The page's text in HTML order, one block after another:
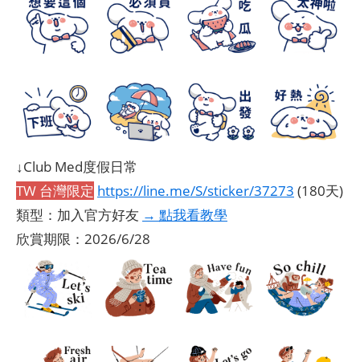
↓Club Med度假日常
TW 台灣限定 https://line.me/S/sticker/37273 (180天)
類型：加入官方好友 → 點我看教學
欣賞期限：2026/6/28